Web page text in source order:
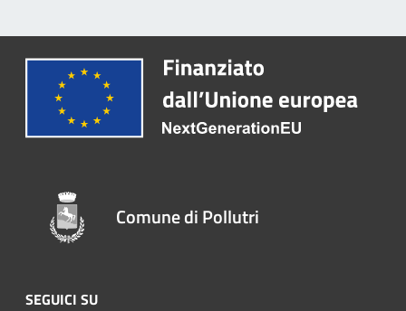
Comune di Pollutri
SEGUICI SU